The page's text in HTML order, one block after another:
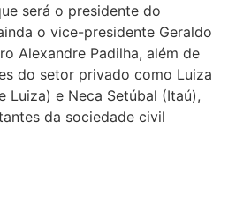
será o presidente do
o vice-presidente Geraldo
Alexandre Padilha, além de
do setor privado como Luiza
Luiza) e Neca Setúbal (Itaú),
da sociedade civil